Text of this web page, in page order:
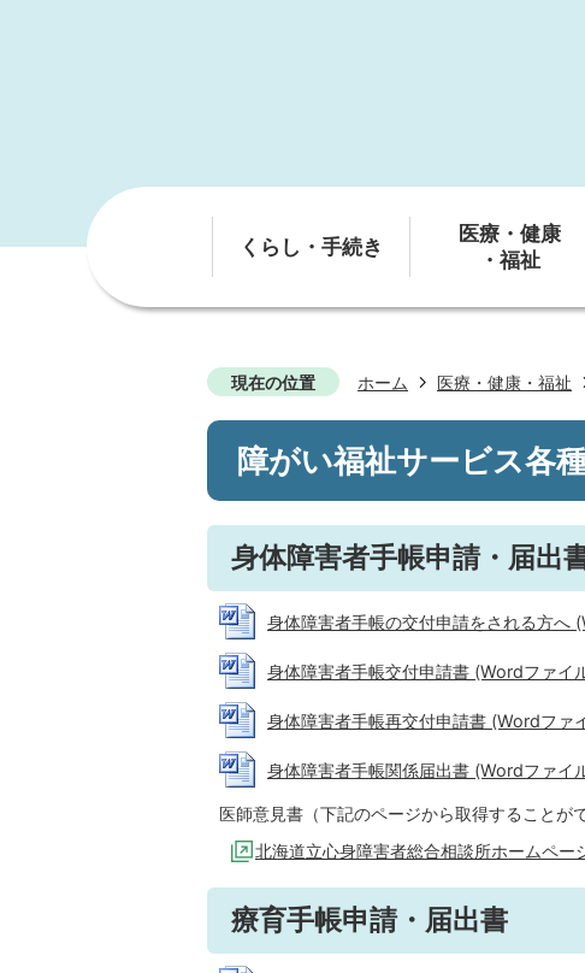
くらし・手続き
医療・健康
・福祉
現在の位置 ホーム 医療・健康・福祉
障がい福祉サービス各
身体障害者手帳申請・届出
身体障害者手帳の交付申請をされる方へ
身体障害者手帳交付申請書 (Wordファイ
身体障害者手帳再交付申請書 (Wordファ
身体障害者手帳関係届出書 (Wordファイ
医師意見書（下記のページから取得することが
北海道立心身障害者総合相談所ホームペー
療育手帳申請・届出書